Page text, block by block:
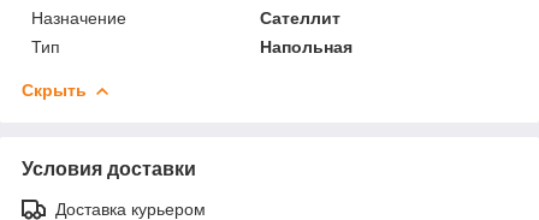
Назначение
Сателлит
Тип
Напольная
Скрыть
Условия доставки
Доставка курьером